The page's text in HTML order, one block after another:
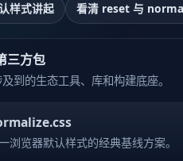
样式讲起 看清 reset 与
三方包
到的生态工具、库和构建底座。
浏览器默认样式的经典基线方案。